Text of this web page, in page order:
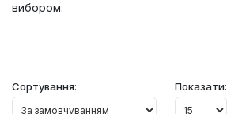
вибором.
Сортування: Показати: